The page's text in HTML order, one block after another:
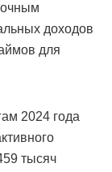
доходов
для
2024 года
тысяч